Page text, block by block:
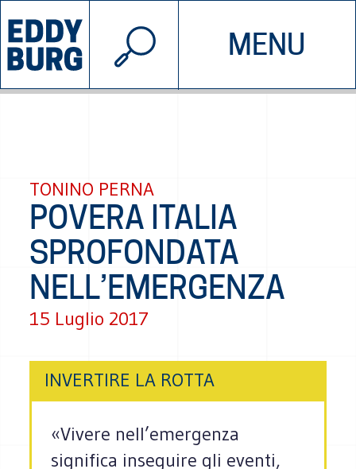
MENU
INIZIATIVE CHI SIAMO
© 2026 EDDYBURG
TONINO PERNA
POVERA ITALIA
SPROFONDATA
NELL’EMERGENZA
15 Luglio 2017
INVERTIRE LA ROTTA
«Vivere nell’emergenza
significa inseguire gli eventi,